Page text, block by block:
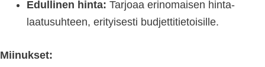
Edullinen hinta: Tarjoaa erinomaisen hinta-
laatusuhteen, erityisesti budjettitietoisille.
Miinukset: